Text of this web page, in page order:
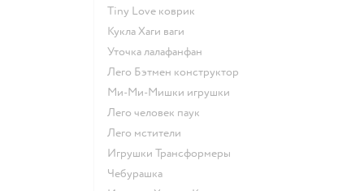
Tiny Love коврик
Кукла Хаги ваги
Уточка лалафанфан
Лего Бэтмен конструктор
Ми-Ми-Мишки игрушки
Лего человек паук
Лего мстители
Игрушки Трансформеры
Чебурашка